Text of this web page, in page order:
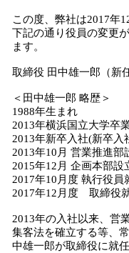
この度、弊社は2017年
下記の通り役員の変更
ます。
取締役 田中雄一郎（新
＜田中雄一郎 略歴＞
1988年生まれ
2013年横浜国立大学卒
2013年新卒入社(新卒入
2013年10月 営業推進部
2015年12月 企画本部設
2017年10月度 執行役員
2017年12月度 取締役
2013年の入社以来、営
集客法を確立する等、
中雄一郎が取締役に就